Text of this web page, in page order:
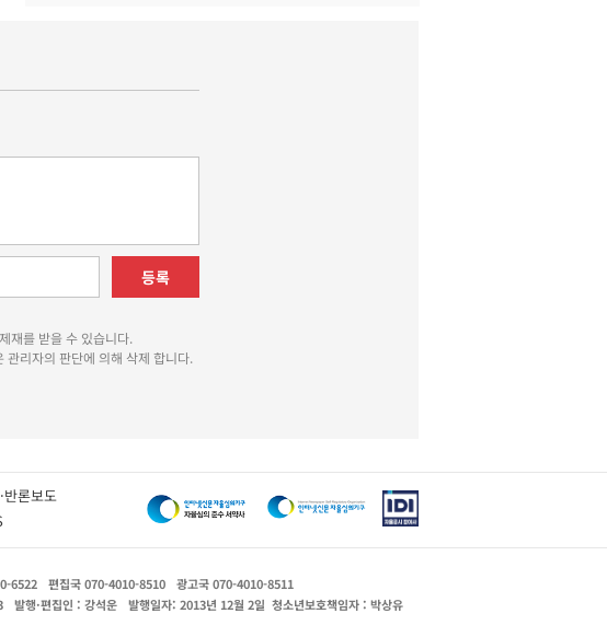
등록
재를 받을 수 있습니다.
리자의 판단에 의해 삭제 합니다.
반론보도
6522 편집국 070-4010-8510
광고국 070-4010-8511
발행·편집인 : 강석운 발행일자: 2013년 12월 2일 청소년보호책임자 : 박상유